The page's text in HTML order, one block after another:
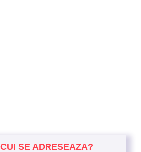
CUI SE ADRESEAZA?